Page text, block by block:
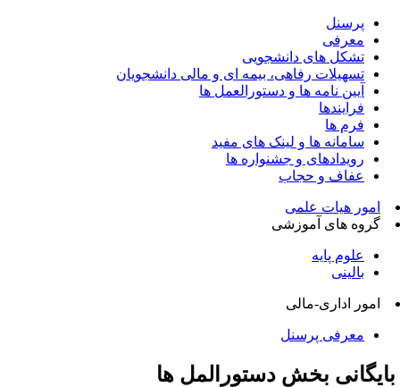
پرسنل
معرفی
تشکل های دانشجویی
تسهیلات رفاهی، بیمه ای و مالی دانشجویان
آیین نامه ها و دستورالعمل ها
فرایندها
فرم ها
سامانه ها و لینک های مفید
رویدادهای و جشنواره ها
عفاف و حجاب
امور هیات علمی
گروه های آموزشی
علوم پایه
بالینی
امور اداری-مالی
معرفی پرسنل
بخشدستورالمل ها